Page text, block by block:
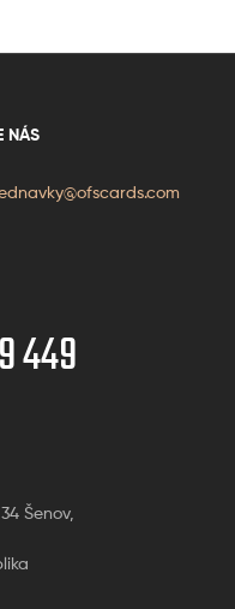
NÁS
449
Šenov,